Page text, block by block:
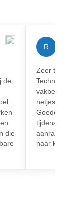
de
die
R
Zeer
Techniek!
netjes en
Goede
tijdens het
aanrader
naar